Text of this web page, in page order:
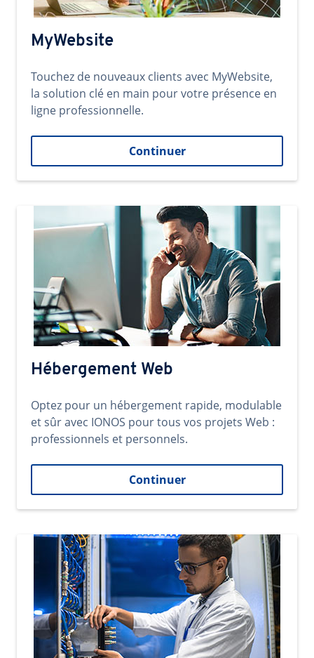
MyWebsite
Touchez de nouveaux clients avec MyWebsite,
la solution clé en main pour votre présence en
ligne professionnelle.
Continuer
Hébergement Web
Optez pour un hébergement rapide, modulable
et sûr avec IONOS pour tous vos projets Web :
professionnels et personnels.
Continuer